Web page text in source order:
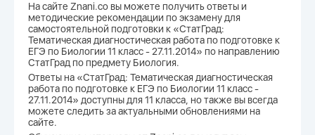
На сайте Znani.co вы можете получить ответы и
методические рекомендации по экзамену для
самостоятельной подготовки к «СтатГрад:
Тематическая диагностическая работа по подготовке к
ЕГЭ по Биологии 11 класс - 27.11.2014» по направлению
СтатГрад по предмету Биология.
Ответы на «СтатГрад: Тематическая диагностическая
работа по подготовке к ЕГЭ по Биологии 11 класс -
27.11.2014» доступны для 11 класса, но также вы всегда
можете следить за актуальными обновлениями на
сайте.